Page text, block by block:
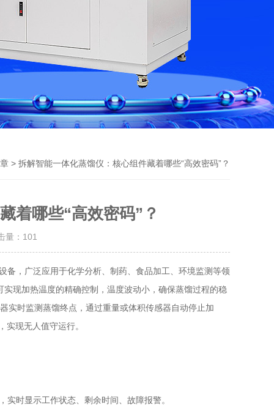
> 拆解智能一体化蒸馏仪：核心组件藏着哪些“高效密码”？
着哪些“高效密码”？
： 101
备，广泛应用于化学分析、制药、食品加工、环境监测等领
现加热温度的精确控制，温度波动小，确保蒸馏过程的稳
实时监测蒸馏终点，通过重量或体积传感器自动停止加
现无人值守运行。
时显示工作状态、剩余时间、故障报警。